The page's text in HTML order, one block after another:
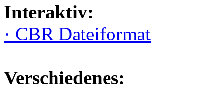
Interaktiv:
· CBR Dateiformat
Verschiedenes: